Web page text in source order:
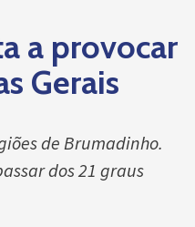
a provocar
Gerais
de Brumadinho.
dos 21 graus